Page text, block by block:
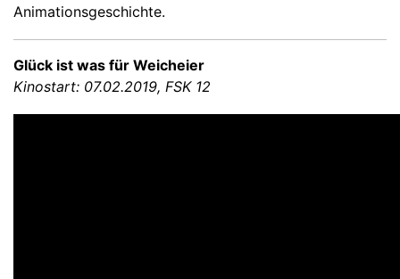
Animationsgeschichte.
Glück ist was für Weicheier
Kinostart: 07.02.2019, FSK 12